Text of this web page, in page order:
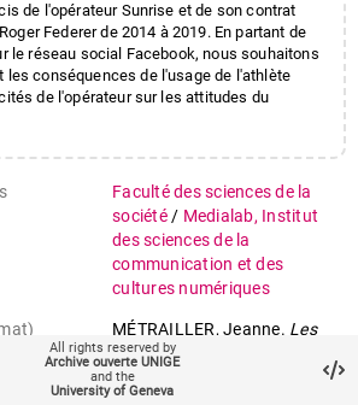
de l'opérateur Sunrise et de son contrat
Federer de 2014 à 2019. En partant de
le réseau social Facebook, nous souhaitons
les conséquences de l'usage de l'athlète
de l'opérateur sur les attitudes du
Faculté des sciences de la
société / Medialab, Institut
des sciences de la
communication et des
cultures numériques
MÉTRAILLER, Jeanne. Les
impacts de l’usage du
celebrity endorsement via
All rights reserved by
Archive ouverte UNIGE
and the
University of Geneva